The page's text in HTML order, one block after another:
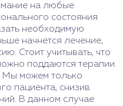
на любые
состояния
необходимую
начнется лечение,
Стоит учитывать, что
поддаются терапии.
Мы можем только
пациента, снизив
В данном случае